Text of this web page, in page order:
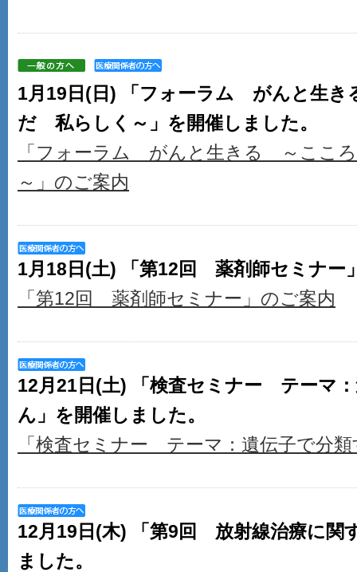
1月19日(日) 「フォーラム がんと生
だ 私らしく～」を開催しました。
「フォーラム がんと生きる ～ここ
～」のご案内
1月18日(土) 「第12回 薬剤師セミナー
「第12回 薬剤師セミナー」のご案内
12月21日(土) 「検査セミナー テーマ
ん」を開催しました。
「検査セミナー テーマ：遺伝子で分
12月19日(木) 「第9回 放射線治療に関
ました。